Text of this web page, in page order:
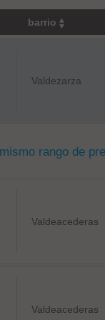
barrio
Valdezarza
rango de
Valdeacederas
Valdeacederas